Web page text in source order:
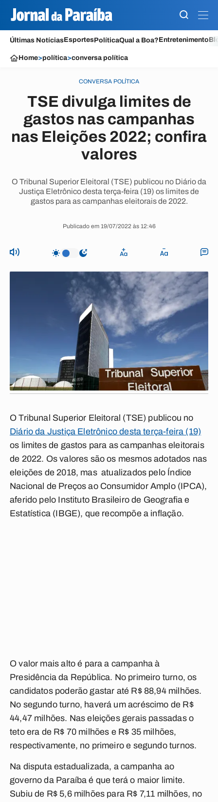
Últimas NotíciasEsportesPolíticaQual a Boa?Entretenimento
Home>política>conversa política
CONVERSA POLÍTICA
TSE divulga limites de
gastos nas campanhas
nas Eleições 2022; confira
valores
O Tribunal Superior Eleitoral (TSE) publicou no Diário da
Justiça Eletrônico desta terça-feira (19) os limites de
gastos para as campanhas eleitorais de 2022.
Publicado em 19/07/2022 às 12:46
O Tribunal Superior Eleitoral (TSE) publicou no
Diário da Justiça Eletrônico desta terça-feira (19)
os limites de gastos para as campanhas eleitorais
de 2022. Os valores são os mesmos adotados nas
eleições de 2018, mas atualizados pelo Índice
Nacional de Preços ao Consumidor Amplo (IPCA),
aferido pelo Instituto Brasileiro de Geografia e
Estatística (IBGE), que recompõe a inflação.
O valor mais alto é para a campanha à
Presidência da República. No primeiro turno, os
candidatos poderão gastar até R$ 88,94 milhões.
No segundo turno, haverá um acréscimo de R$
44,47 milhões. Nas eleições gerais passadas o
teto era de R$ 70 milhões e R$ 35 milhões,
respectivamente, no primeiro e segundo turnos.
Na disputa estadualizada, a campanha ao
governo da Paraíba é que terá o maior limite.
Subiu de R$ 5,6 milhões para R$ 7,11 milhões, no